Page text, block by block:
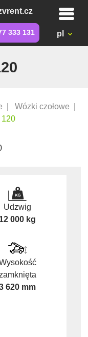
333 131 pl
Wózki czołowe
120
Udzwig
12 000 kg
620 mm